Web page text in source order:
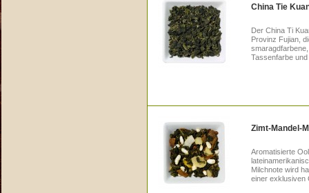
China Tie
Der China Ti
Provinz Fujian,
Tassenfarbe und
Zimt-Mandel-
Aromatisierte
Milchnote wird
einer exklusiven